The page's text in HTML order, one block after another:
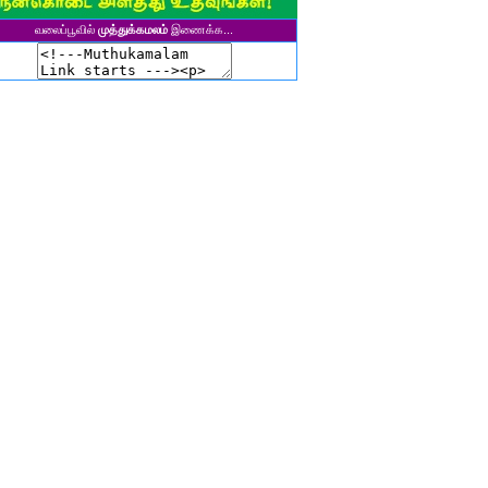
தனசேகரன்
ஹரிஹரன்
வலைப்பூவில் முத்துக்கமலம் இணைக்க...